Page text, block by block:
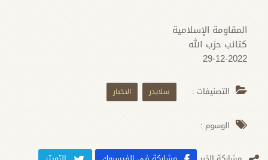
المقاومة الإسلامية
كتائب حزب الله
29-12-2022
التصنيفات : سلايدر الاخبار
الوسوم :